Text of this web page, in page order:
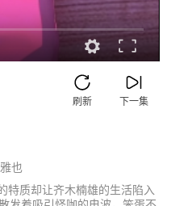
下一集
刷新
也
特质却让齐木楠雄的生活陷入